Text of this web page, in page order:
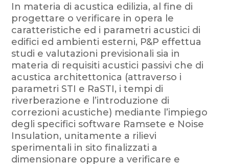
In materia di acustica edilizia, al fine di
progettare o verificare in opera le
caratteristiche ed i parametri acustici di
edifici ed ambienti esterni, P&P effettua
studi e valutazioni previsionali sia in
materia di requisiti acustici passivi che di
acustica architettonica (attraverso i
parametri STI e RaSTI, i tempi di
riverberazione e l’introduzione di
correzioni acustiche) mediante l’impiego
degli specifici software Ramsete e Noise
Insulation, unitamente a rilievi
sperimentali in sito finalizzati a
dimensionare oppure a verificare e